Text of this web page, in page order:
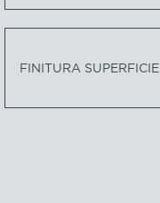
FINITURA SUPERFICIE